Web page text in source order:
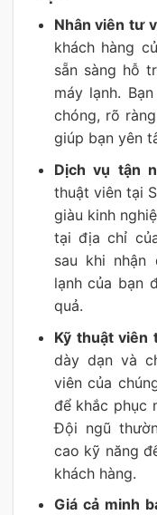
Nhân viên tư
khách hàng
sẵn sàng hỗ
máy lạnh.
chóng, rõ
giúp bạn yên
Dịch vụ tận
thuật viên tại
giàu kinh
tại địa chỉ
sau khi nhận
lạnh của bạn
quả.
Kỹ thuật viên
dày dạn và
viên của
để khắc phục
Đội ngũ
cao kỹ năng
khách hàng.
Giá cả minh